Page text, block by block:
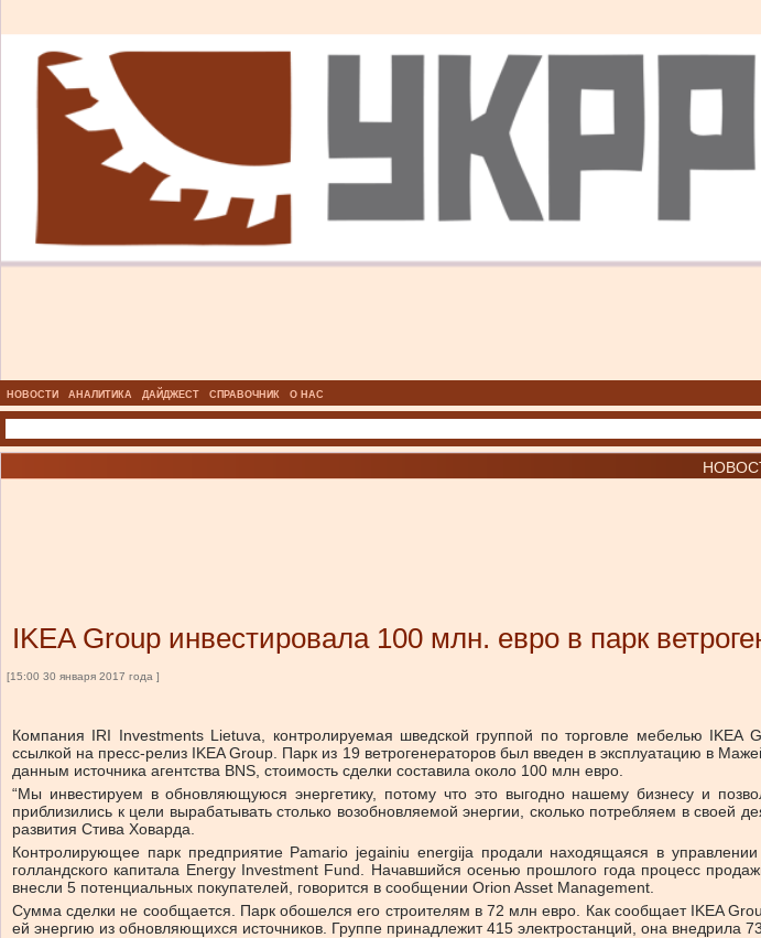
НОВОСТИ АНАЛИТИКА ДАЙДЖЕСТ СПРАВОЧНИК О НАС
IKEA Group инвестировала 100 млн. евро в парк
[15:00 30 января 2017 года ]
Компания IRI Investments Lietuva, контролируемая шведской группой по торговле мебелью
ссылкой на пресс-релиз IKEA Group. Парк из 19 ветрогенераторов был введен в эксплуатацию в
данным источника агентства BNS, стоимость сделки составила около 100 млн евро.
“Мы инвестируем в обновляющуюся энергетику, потому что это выгодно нашему бизнесу и
приблизились к цели вырабатывать столько возобновляемой энергии, сколько потребляем в
развития Стива Ховарда.
Контролирующее парк предприятие Pamario jegainiu energija продали находящаяся в
голландского капитала Energy Investment Fund. Начавшийся осенью прошлого года процесс
внесли 5 потенциальных покупателей, говорится в сообщении Orion Asset Management.
Сумма сделки не сообщается. Парк обошелся его строителям в 72 млн евро. Как сообщает IKEA
ей энергию из обновляющихся источников. Группе принадлежит 415 электростанций, она внедрила